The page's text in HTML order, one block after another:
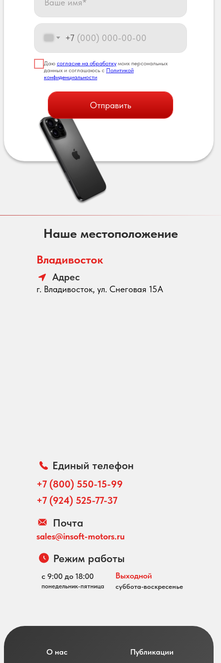
+7
Даю согласие на обработку моих персональных
данных и соглашаюсь с Политикой
конфиденциальности
Отправить
Наше местоположение
Владивосток
Адрес
г. Владивосток, ул. Снеговая 15А
Единый телефон
+7 (800) 550-15-99
+7 (924) 525-77-37
Почта
sales@insoft-motors.ru
Режим работы
с 9:00 до 18:00 Выходной
понедельник-пятница суббота-воскресенье
О нас Публикации